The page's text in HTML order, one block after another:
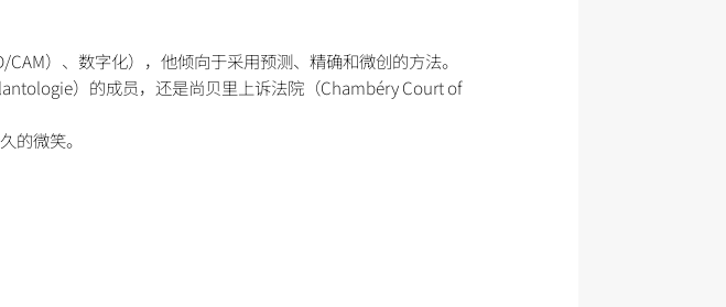
）、数字化），他倾向于采用预测、精确和微创的方法。
）的成员，还是尚贝里上诉法院（Chambéry Court of
的微笑。